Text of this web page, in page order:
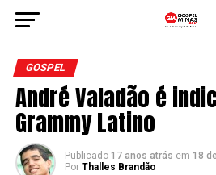
GOSPEL
André Valadão é
Grammy Latino
Publicado 17 anos atrás em 18
Por Thalles Brandão